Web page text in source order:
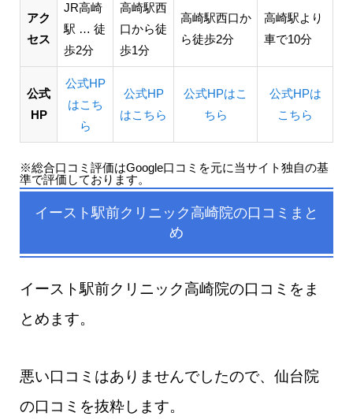
アク
セス
JR高崎
駅 … 徒
歩2分
高崎駅西
口から徒
歩1分
高崎駅西口か
ら徒歩2分
高崎駅より
車で10分
公式
HP
公式HP
はこち
ら
公式HP
はこちら
公式HPはこ
ちら
公式HPは
こちら
※総合口コミ評価はGoogle口コミを元に当サイト独自の基
準で評価しております。
イースト駅前クリニック高崎院の口コミまと
め
イースト駅前クリニック高崎院の口コミをま
とめます。
悪い口コミはありませんでしたので、仙台院
の口コミを抜粋します。